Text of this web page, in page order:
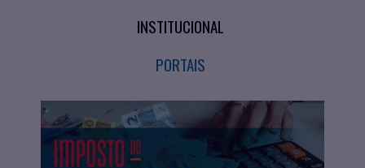
INSTITUCIONAL
PORTAIS